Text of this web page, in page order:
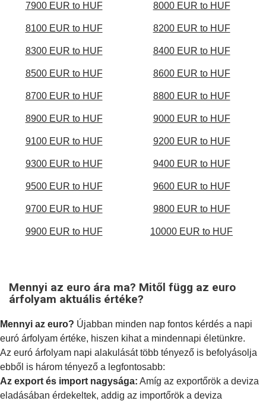
7900 EUR to HUF 8000 EUR to HUF
8100 EUR to HUF 8200 EUR to HUF
8300 EUR to HUF 8400 EUR to HUF
8500 EUR to HUF 8600 EUR to HUF
8700 EUR to HUF 8800 EUR to HUF
8900 EUR to HUF 9000 EUR to HUF
9100 EUR to HUF 9200 EUR to HUF
9300 EUR to HUF 9400 EUR to HUF
9500 EUR to HUF 9600 EUR to HUF
9700 EUR to HUF 9800 EUR to HUF
9900 EUR to HUF 10000 EUR to HUF
Mennyi az euro ára ma? Mitől függ az euro
árfolyam aktuális értéke?
Mennyi az euro? Újabban minden nap fontos kérdés a napi
euró árfolyam értéke, hiszen kihat a mindennapi életünkre.
Az euró árfolyam napi alakulását több tényező is befolyásolja
ebből is három tényező a legfontosabb:
Az export és import nagysága: Amíg az exportőrök a deviza
eladásában érdekeltek, addig az importőrök a deviza